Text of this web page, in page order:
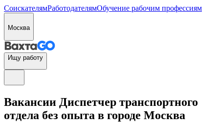
СоискателямРаботодателямОбучение рабочим профессиям
Москва
Ищу работу
Вакансии Диспетчер транспортного
отдела без опыта в городе Москва